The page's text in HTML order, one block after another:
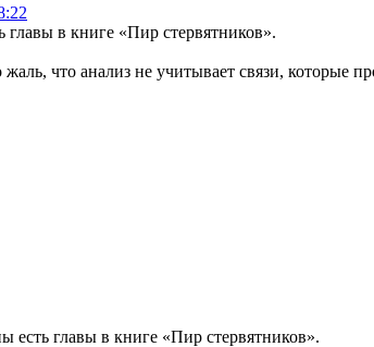
в книге «Пир стервятников».
жаль, что анализ не учитывает связи, которые
есть главы в книге «Пир стервятников».